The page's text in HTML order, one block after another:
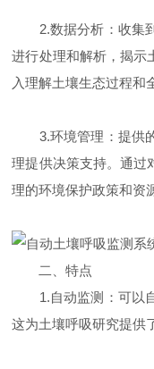
2.数据分析：收集到
进行处理和解析，揭示
入理解土壤生态过程和
3.环境管理：提供的
理提供决策支持。通过
理的环境保护政策和资
二、特点
1.自动监测：可以自
这为土壤呼吸研究提供